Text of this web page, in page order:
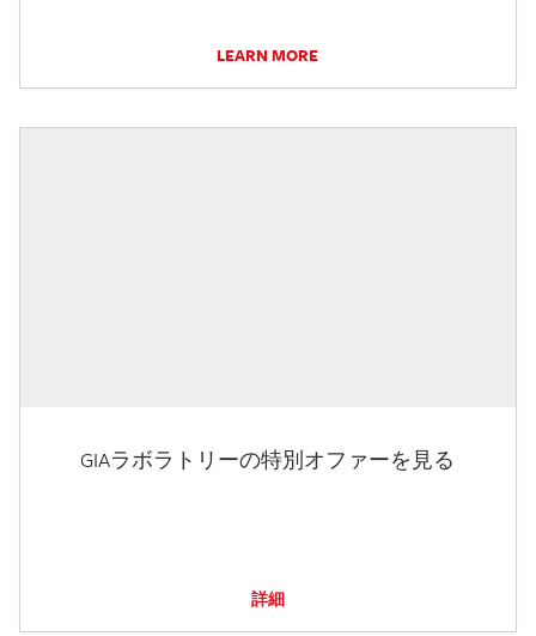
LEARN MORE
GIAラボラトリーの特別オファーを見る
詳細